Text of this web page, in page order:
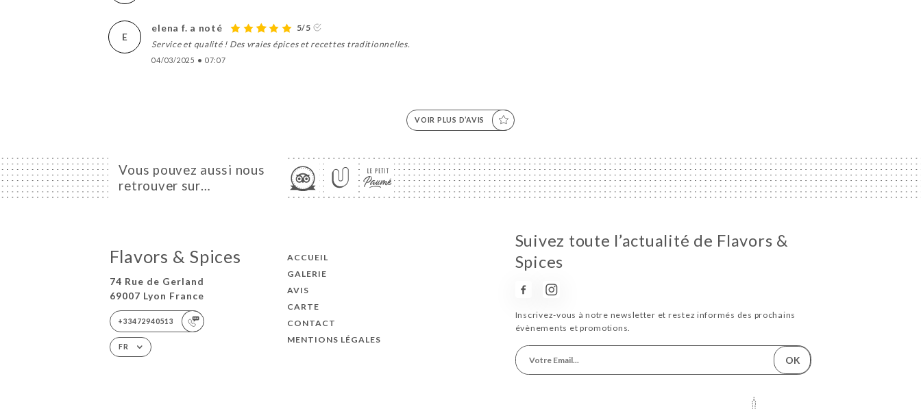
E
elena f. a noté
5/5
Service et qualité ! Des vraies épices et recettes traditionnelles.
04/03/2025 • 07:07
VOIR PLUS D’AVIS
Vous pouvez aussi nous
retrouver sur…
Flavors & Spices
74 Rue de Gerland
69007 Lyon France
+33472940513
FR
ACCUEIL
GALERIE
AVIS
CARTE
CONTACT
MENTIONS LÉGALES
Suivez toute l’actualité de Flavors &
Spices
Inscrivez-vous à notre newsletter et restez informés des prochains
évènements et promotions.
OK